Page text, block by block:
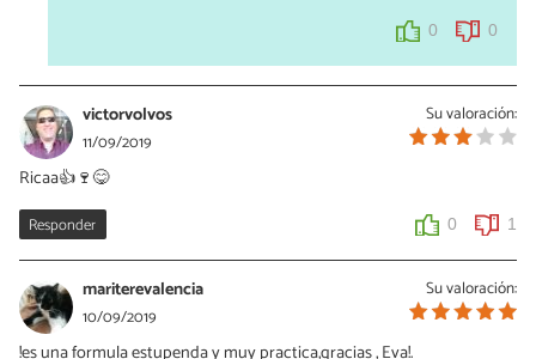
0 0
Su valoración:
victorvolvos
11/09/2019
Ricaa👍🍷😋
Responder 0 1
Su valoración:
mariterevalencia
10/09/2019
!es una formula estupenda y muy practica,gracias , Eva!.